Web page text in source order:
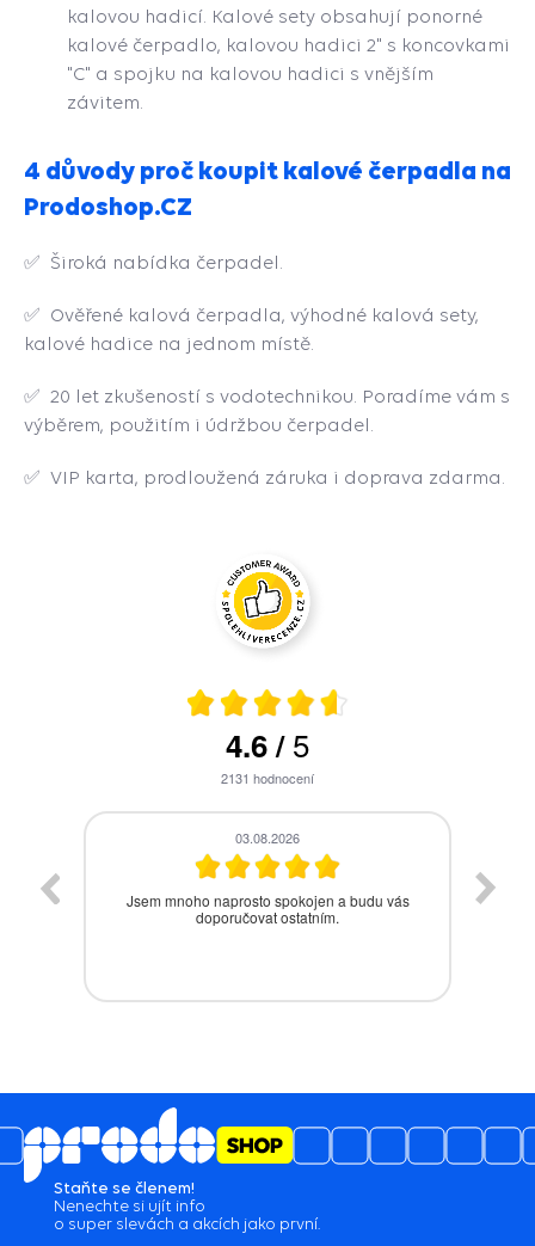
kalovou hadicí. Kalové sety obsahují ponorné
kalové čerpadlo, kalovou hadici 2" s koncovkami
"C" a spojku na kalovou hadici s vnějším
závitem.
4 důvody proč koupit kalové čerpadla na
Prodoshop.CZ
✅ Široká nabídka čerpadel.
✅ Ověřené kalová čerpadla, výhodné kalová sety,
kalové hadice na jednom místě.
✅ 20 let zkušeností s vodotechnikou. Poradíme vám s
výběrem, použitím i údržbou čerpadel.
✅ VIP karta, prodloužená záruka i doprava zdarma.
4.6/5
2131 hodnocení
28.07.2026
Bezproblémová komunikace, rychlé vyřešení
drobného problému.
Staňte se členem!
Nenechte si ujít info
o super slevách a akcích jako první.